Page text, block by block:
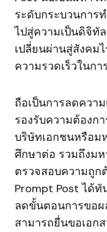
ระดับกระบวนการ
ไปสู่ความเป็นดิจิทั
เปลี่ยนผ่านสู่สังคม
ความรวดเร็วในกา
ถือเป็นการลดควา
รองรับความต้องก
บริษัทเอกชนหรือม
ศึกษาต่อ รวมถึงม
ตรวจสอบความถูก
Prompt Post ได้ทั
ลดขั้นตอนการขอผ
สามารถยื่นขอเอก